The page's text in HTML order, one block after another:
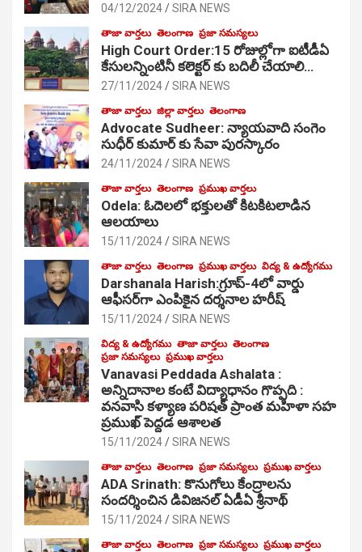
04/12/2024 SIRA NEWS
తాజా వార్తలు తెలంగాణ ప్రజా సమస్యలు
High Court Order:15 రోజుల్లోగా ఐటీడీఏ
కేసులన్నింటినీ కలెక్టర్ కు బదిలీ చేయాలి…
27/11/2024 SIRA NEWS
తాజా వార్తలు జిల్లా వార్తలు తెలంగాణ
Advocate Sudheer: న్యాయవాది సంగెం
సుధీర్ కుమార్ కు సేవా పురస్కారం
24/11/2024 SIRA NEWS
తాజా వార్తలు తెలంగాణ ప్రముఖ వార్తలు
Odela: ఓదెల‌లో భక్తులతో కిటకిటలాడిన
ఆల‌యాలు
15/11/2024 SIRA NEWS
తాజా వార్తలు తెలంగాణ ప్రముఖ వార్తలు విద్య & ఉద్యోగము
Darshanala Harish:గ్రూప్-4లో వార్డు
ఆఫీసర్‌గా ఎంపికైన దర్శనాల హరీష్
15/11/2024 SIRA NEWS
విద్య & ఉద్యోగము తాజా వార్తలు తెలంగాణ
ప్రజా సమస్యలు ప్రముఖ వార్తలు
Vanavasi Peddada Ashalata :
అన్నిదానాల కంటే విద్యాధానం గొప్పది :
వనవాసి కళ్యాణ పరిషత్ ప్రాంత మహిళా సహ
ప్రముఖ్ పెద్దడ ఆశాలత
15/11/2024 SIRA NEWS
తాజా వార్తలు తెలంగాణ ప్రజా సమస్యలు ప్రముఖ వార్తలు
ADA Srinath: కొనుగోలు కేంద్రాల‌ను
సంద‌ర్శించిన డివిజనల్ ఏడీఏ శ్రీనాథ్
15/11/2024 SIRA NEWS
తాజా వార్తలు తెలంగాణ ప్రజా సమస్యలు ప్రముఖ వార్తలు